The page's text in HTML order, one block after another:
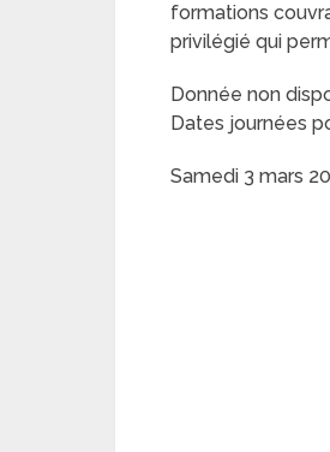
formations
privilégié qui
Donnée non
Dates journées
Samedi 3 mars